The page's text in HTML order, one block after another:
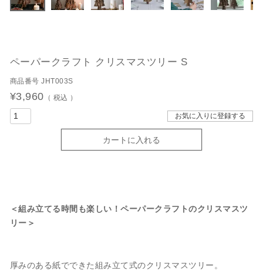
ペーパークラフト クリスマスツリー S
商品番号 JHT003S
¥3,960 税込
お気に入りに登録する
カートに入れる
＜組み立てる時間も楽しい！ペーパークラフトのクリスマスツ
リー＞
厚みのある紙でできた組み立て式のクリスマスツリー。